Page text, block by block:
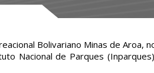
Bolivariano Minas de Aroa,
Nacional de Parques